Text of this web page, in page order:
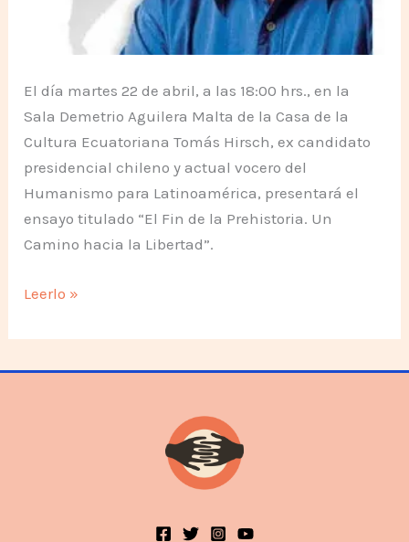
El día martes 22 de abril, a las 18:00 hrs., en la
Sala Demetrio Aguilera Malta de la Casa de la
Cultura Ecuatoriana Tomás Hirsch, ex candidato
presidencial chileno y actual vocero del
Humanismo para Latinoamérica, presentará el
ensayo titulado “El Fin de la Prehistoria. Un
Camino hacia la Libertad”.
Lanzamiento
libro
de
Leerlo »